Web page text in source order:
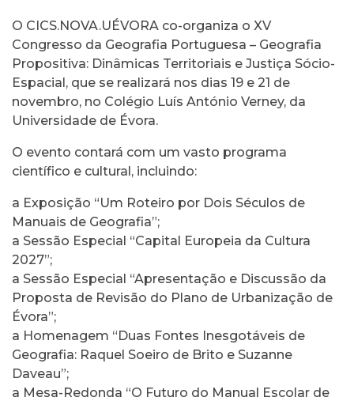
O CICS.NOVA.UÉVORA co-organiza o XV
Congresso da Geografia Portuguesa – Geografia
Propositiva: Dinâmicas Territoriais e Justiça Sócio-
Espacial, que se realizará nos dias 19 e 21 de
novembro, no Colégio Luís António Verney, da
Universidade de Évora.
O evento contará com um vasto programa
científico e cultural, incluindo:
a Exposição “Um Roteiro por Dois Séculos de
Manuais de Geografia”;
a Sessão Especial “Capital Europeia da Cultura
2027”;
a Sessão Especial “Apresentação e Discussão da
Proposta de Revisão do Plano de Urbanização de
Évora”;
a Homenagem “Duas Fontes Inesgotáveis de
Geografia: Raquel Soeiro de Brito e Suzanne
Daveau”;
a Mesa-Redonda “O Futuro do Manual Escolar de